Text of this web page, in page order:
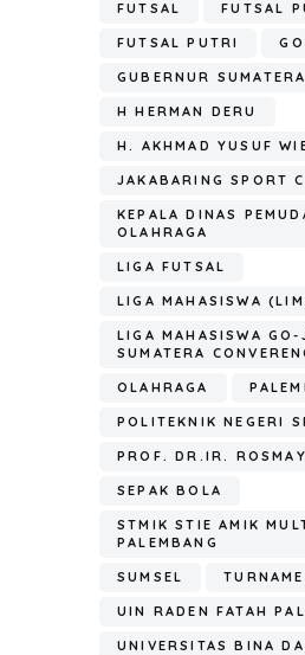
FUTSAL FUTSAL
FUTSAL PUTRI
GUBERNUR
H HERMAN DERU
H. AKHMAD YUSUF
JAKABARING SPORT
KEPALA DINAS
OLAHRAGA
LIGA FUTSAL
LIGA MAHASISWA
LIGA MAHASISWA GO-
SUMATERA
OLAHRAGA
POLITEKNIK NEGERI
PROF. DR.IR.
SEPAK BOLA
STMIK STIE AMIK
PALEMBANG
SUMSEL
UIN RADEN FATAH
UNIVERSITAS BINA